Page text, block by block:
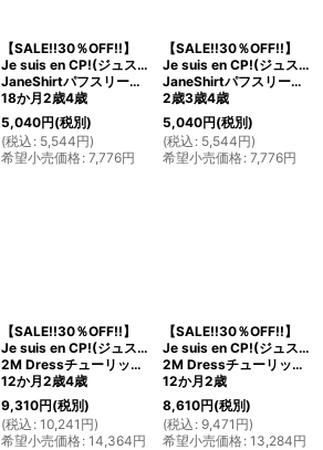
【SALE!!30％OFF!!】
Je suis en CP!(ジュスィザンセーペー)
JaneShirtパフスリーブ長袖シャツ(グレー)
18か月2歳4歳
5,040円(税別)
(税込 : 5,544円)
希望小売価格: 7,776円
【SALE!!30％OFF!!】
Je suis en CP!(ジュスィザンセーペー)
JaneShirtパフスリーブ長袖シャツ(アプリコット)
2歳3歳4歳
5,040円(税別)
(税込 : 5,544円)
希望小売価格: 7,776円
【SALE!!30％OFF!!】
Je suis en CP!(ジュスィザンセーペー)
2M Dressチューリップシルエットドレス(ミントグリーン)
12か月2歳4歳
9,310円(税別)
(税込 : 10,241 円)
希望小売価格: 14,364円
【SALE!!30％OFF!!】
Je suis en CP!(ジュスィザンセーペー)
2M Dressチューリップシルエットドレス(リバティ×ヘリンボーン)
12か月2歳
8,610円(税別)
(税込 : 9,471 円)
希望小売価格: 13,284円